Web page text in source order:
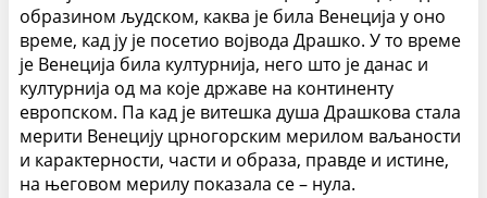
образином људском, каква је била Венеција у оно
време, кад ју је посетио војвода Драшко. У то време
је Венеција била културнија, него што је данас и
културнија од ма које државе на континенту
европском. Па кад је витешка душа Драшкова стала
мерити Венецију црногорским мерилом ваљаности
и карактерности, части и образа, правде и истине,
на његовом мерилу показала се – нула.